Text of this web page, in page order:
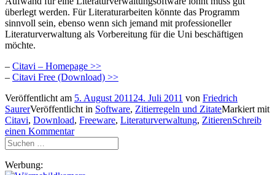
überlegt werden. Für Literaturarbeiten könnte das Programm
sinnvoll sein, ebenso wenn sich jemand mit professioneller
Literaturverwaltung als Vorbereitung für die Uni beschäftigen
möchte.
– Citavi – Homepage >>
– Citavi Free (Download) >>
Veröffentlicht am 5. August 2011 24. Juli 2011 von Friedrich
SaurerVeröffentlicht in Software, Zitierregeln und ZitateMarkiert mit
Citavi, Download, Freeware, Literaturverwaltung, ZitierenSchreib
einen Kommentar
Suchen
nach:
Werbung: